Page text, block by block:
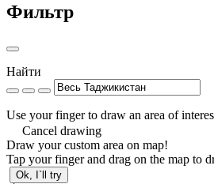
Фильтр
Найти
Use your finger to draw an area of
Cancel drawing
Draw your custom area on map!
Tap your finger and drag on the map to
Ok, I`ll try